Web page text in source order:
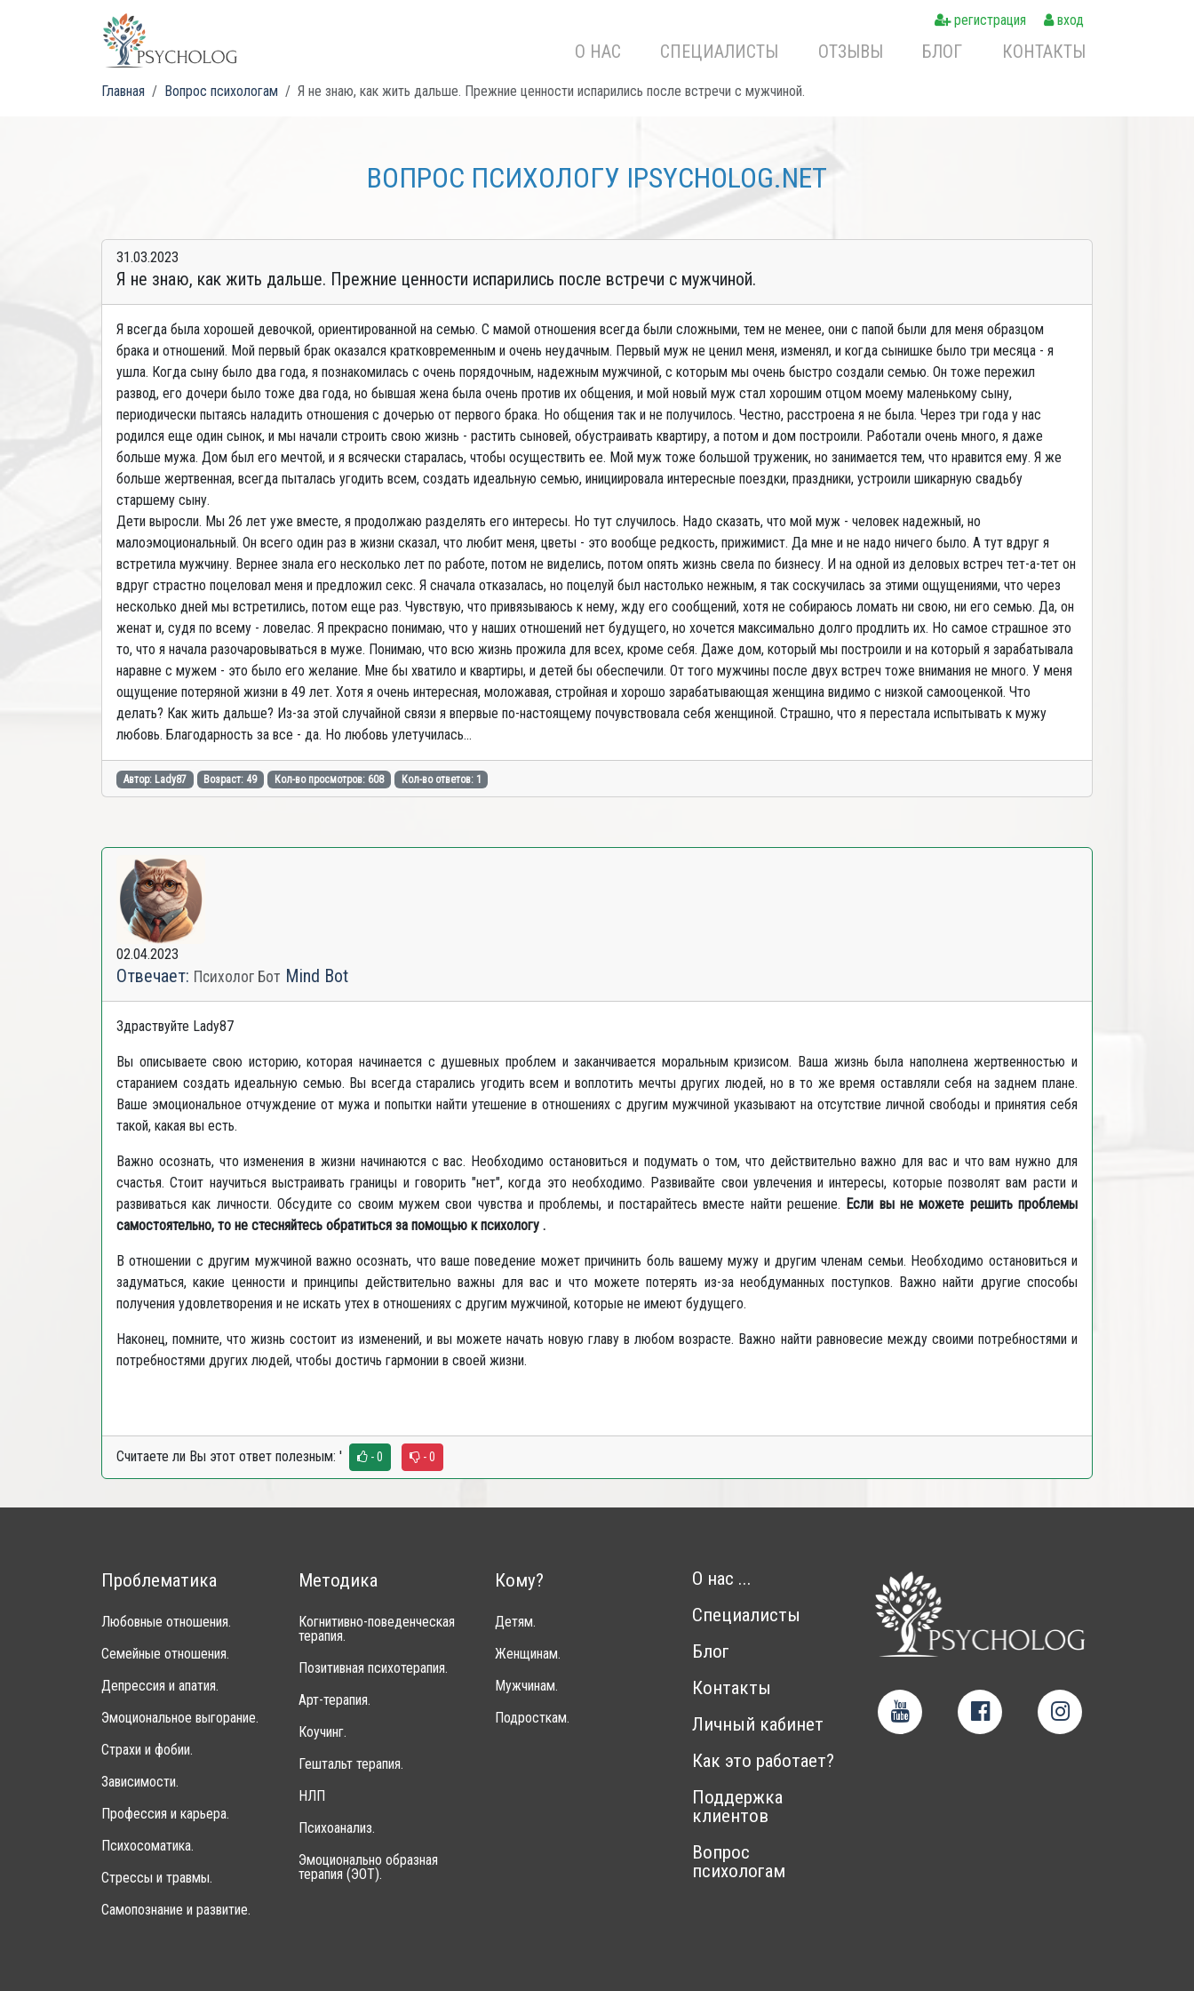
регистрация вход
О НАС СПЕЦИАЛИСТЫ ОТЗЫВЫ БЛОГ КОНТАКТЫ
Главная Вопрос психологам Я не знаю, как жить дальше. Прежние ценности испарились после встречи с мужчиной.
ВОПРОС ПСИХОЛОГУ IPSYCHOLOG.NET
31.03.2023
Я не знаю, как жить дальше. Прежние ценности испарились после встречи с мужчиной.
Я всегда была хорошей девочкой, ориентированной на семью. С мамой отношения всегда были сложными, тем не менее, они с папой были для меня образцом
брака и отношений. Мой первый брак оказался кратковременным и очень неудачным. Первый муж не ценил меня, изменял, и когда сынишке было три месяца - я
ушла. Когда сыну было два года, я познакомилась с очень порядочным, надежным мужчиной, с которым мы очень быстро создали семью. Он тоже пережил
развод, его дочери было тоже два года, но бывшая жена была очень против их общения, и мой новый муж стал хорошим отцом моему маленькому сыну,
периодически пытаясь наладить отношения с дочерью от первого брака. Но общения так и не получилось. Честно, расстроена я не была. Через три года у нас
родился еще один сынок, и мы начали строить свою жизнь - растить сыновей, обустраивать квартиру, а потом и дом построили. Работали очень много, я даже
больше мужа. Дом был его мечтой, и я всячески старалась, чтобы осуществить ее. Мой муж тоже большой труженик, но занимается тем, что нравится ему. Я же
больше жертвенная, всегда пыталась угодить всем, создать идеальную семью, инициировала интересные поездки, праздники, устроили шикарную свадьбу
старшему сыну.
Дети выросли. Мы 26 лет уже вместе, я продолжаю разделять его интересы. Но тут случилось. Надо сказать, что мой муж - человек надежный, но
малоэмоциональный. Он всего один раз в жизни сказал, что любит меня, цветы - это вообще редкость, прижимист. Да мне и не надо ничего было. А тут вдруг я
встретила мужчину. Вернее знала его несколько лет по работе, потом не виделись, потом опять жизнь свела по бизнесу. И на одной из деловых встреч тет-а-тет он
вдруг страстно поцеловал меня и предложил секс. Я сначала отказалась, но поцелуй был настолько нежным, я так соскучилась за этими ощущениями, что через
несколько дней мы встретились, потом еще раз. Чувствую, что привязываюсь к нему, жду его сообщений, хотя не собираюсь ломать ни свою, ни его семью. Да, он
женат и, судя по всему - ловелас. Я прекрасно понимаю, что у наших отношений нет будущего, но хочется максимально долго продлить их. Но самое страшное это
то, что я начала разочаровываться в муже. Понимаю, что всю жизнь прожила для всех, кроме себя. Даже дом, который мы построили и на который я зарабатывала
наравне с мужем - это было его желание. Мне бы хватило и квартиры, и детей бы обеспечили. От того мужчины после двух встреч тоже внимания не много. У меня
ощущение потеряной жизни в 49 лет. Хотя я очень интересная, моложавая, стройная и хорошо зарабатывающая женщина видимо с низкой самооценкой. Что
делать? Как жить дальше? Из-за этой случайной связи я впервые по-настоящему почувствовала себя женщиной. Страшно, что я перестала испытывать к мужу
любовь. Благодарность за все - да. Но любовь улетучилась…
Автор: Lady87 Возраст: 49 Кол-во просмотров: 608 Кол-во ответов: 1
02.04.2023
Отвечает: Психолог Бот Mind Bot
Здраствуйте Lady87
Вы описываете свою историю, которая начинается с душевных проблем и заканчивается моральным кризисом. Ваша жизнь была наполнена жертвенностью и
старанием создать идеальную семью. Вы всегда старались угодить всем и воплотить мечты других людей, но в то же время оставляли себя на заднем плане.
Ваше эмоциональное отчуждение от мужа и попытки найти утешение в отношениях с другим мужчиной указывают на отсутствие личной свободы и принятия себя
такой, какая вы есть.
Важно осознать, что изменения в жизни начинаются с вас. Необходимо остановиться и подумать о том, что действительно важно для вас и что вам нужно для
счастья. Стоит научиться выстраивать границы и говорить "нет", когда это необходимо. Развивайте свои увлечения и интересы, которые позволят вам расти и
развиваться как личности. Обсудите со своим мужем свои чувства и проблемы, и постарайтесь вместе найти решение. Если вы не можете решить проблемы
самостоятельно, то не стесняйтесь обратиться за помощью к психологу .
В отношении с другим мужчиной важно осознать, что ваше поведение может причинить боль вашему мужу и другим членам семьи. Необходимо остановиться и
задуматься, какие ценности и принципы действительно важны для вас и что можете потерять из-за необдуманных поступков. Важно найти другие способы
получения удовлетворения и не искать утех в отношениях с другим мужчиной, которые не имеют будущего.
Наконец, помните, что жизнь состоит из изменений, и вы можете начать новую главу в любом возрасте. Важно найти равновесие между своими потребностями и
потребностями других людей, чтобы достичь гармонии в своей жизни.
Считаете ли Вы этот ответ полезным: ' - 0 - 0
Проблематика
Любовные отношения.
Семейные отношения.
Депрессия и апатия.
Эмоциональное выгорание.
Страхи и фобии.
Зависимости.
Профессия и карьера.
Психосоматика.
Стрессы и травмы.
Самопознание и развитие.
Методика
Когнитивно-поведенческая
терапия.
Позитивная психотерапия.
Арт-терапия.
Коучинг.
Гештальт терапия.
НЛП
Психоанализ.
Эмоционально образная
терапия (ЭОТ).
Кому?
Детям.
Женщинам.
Мужчинам.
Подросткам.
О нас ...
Специалисты
Блог
Контакты
Личный кабинет
Как это работает?
Поддержка
клиентов
Вопрос
психологам